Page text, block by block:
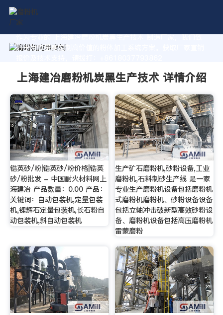
作为专业的 上海建冶磨粉机炭黑生产技术 制造厂家，我们致
力于为您量身定制高价值的粉体加工系统方案。获取厂家直销
上海建冶磨粉机炭黑生产技术 详情介绍
锆英砂/粉|锆英砂/粉价格|锆英
砂/粉批发 - 中国耐火材料网上
海建冶 产品数量：0.00 产品：
关键词：自动包装机,定量包装
机,锂辉石定量包装机,长石粉自
动包装机,斜自动包装机
生产矿石磨粉机,砂粉设备,工业
磨粉机,石料制砂生产线 是一家
专业生产磨粉机设备包括磨粉机
式磨粉机磨粉机、砂粉设备设备
包括立轴冲击破新型高效砂粉设
备、磨粉机设备包括高压磨粉机
雷蒙磨粉